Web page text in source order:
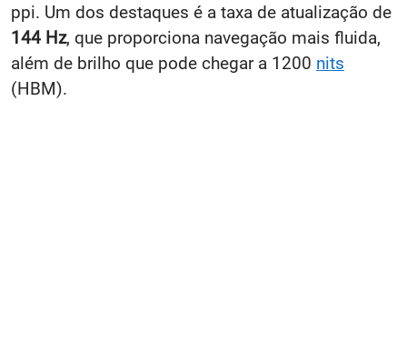
ppi. Um dos destaques é a taxa de atualização de
144 Hz, que proporciona navegação mais fluida,
além de brilho que pode chegar a 1200 nits
(HBM).